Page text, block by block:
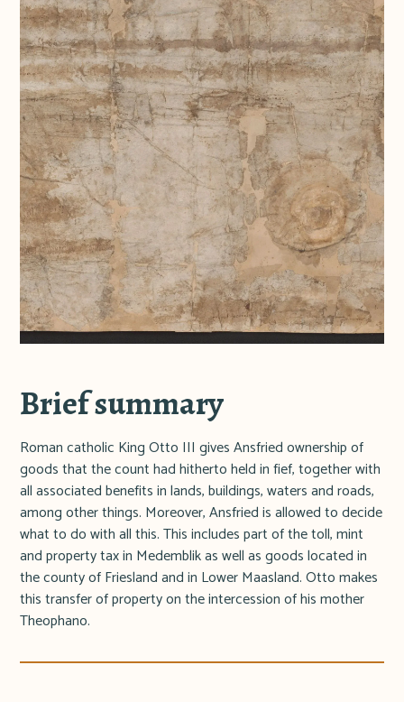
Brief summary
Roman catholic King Otto III gives Ansfried ownership of
goods that the count had hitherto held in fief, together with
all associated benefits in lands, buildings, waters and roads,
among other things. Moreover, Ansfried is allowed to decide
what to do with all this. This includes part of the toll, mint
and property tax in Medemblik as well as goods located in
the county of Friesland and in Lower Maasland. Otto makes
this transfer of property on the intercession of his mother
Theophano.